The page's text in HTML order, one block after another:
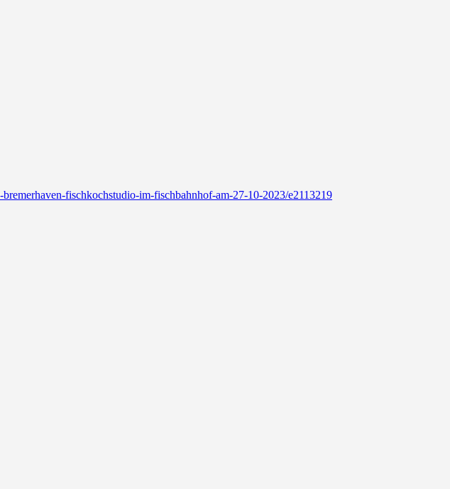
fischkochstudio-im-fischbahnhof-am-27-10-2023/e2113219